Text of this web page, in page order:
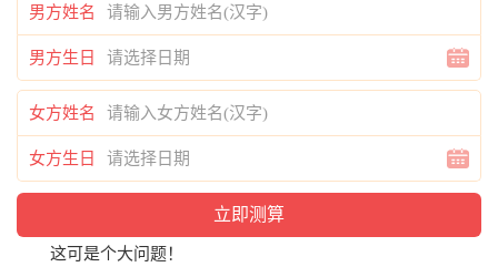
男方姓名
男方生日
女方姓名
女方生日
这可是个大问题！